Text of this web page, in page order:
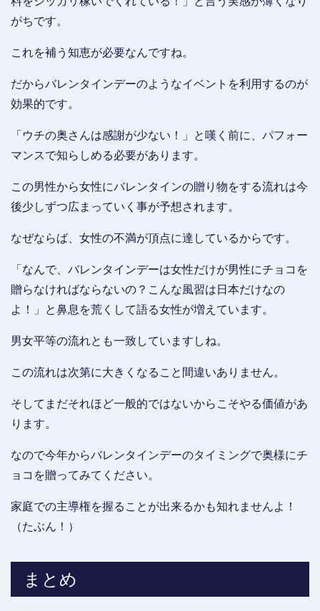
がちです。
これを補う知恵が必要なんですね。
だからバレンタインデーのようなイベントを利用するのが
効果的です。
「ウチの奥さんは感謝が少ない！」と嘆く前に、パフォー
マンスで知らしめる必要があります。
この男性から女性にバレンタインの贈り物をする流れは今
後少しずつ広まっていく事が予想されます。
なぜならば、女性の不満が頂点に達しているからです。
「なんで、バレンタインデーは女性だけが男性にチョコを
贈らなければならないの？こんな風習は日本だけなの
よ！」と鼻息を荒くして語る女性が増えています。
男女平等の流れとも一致していますしね。
この流れは次第に大きくなること間違いありません。
そしてまだそれほど一般的ではないからこそやる価値があ
ります。
なので今年からバレンタインデーのタイミングで奥様にチ
ョコを贈ってみてください。
家庭での主導権を握ることが出来るかも知れませんよ！
（たぶん！）
まとめ